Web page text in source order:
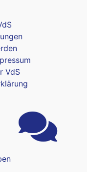
VdS